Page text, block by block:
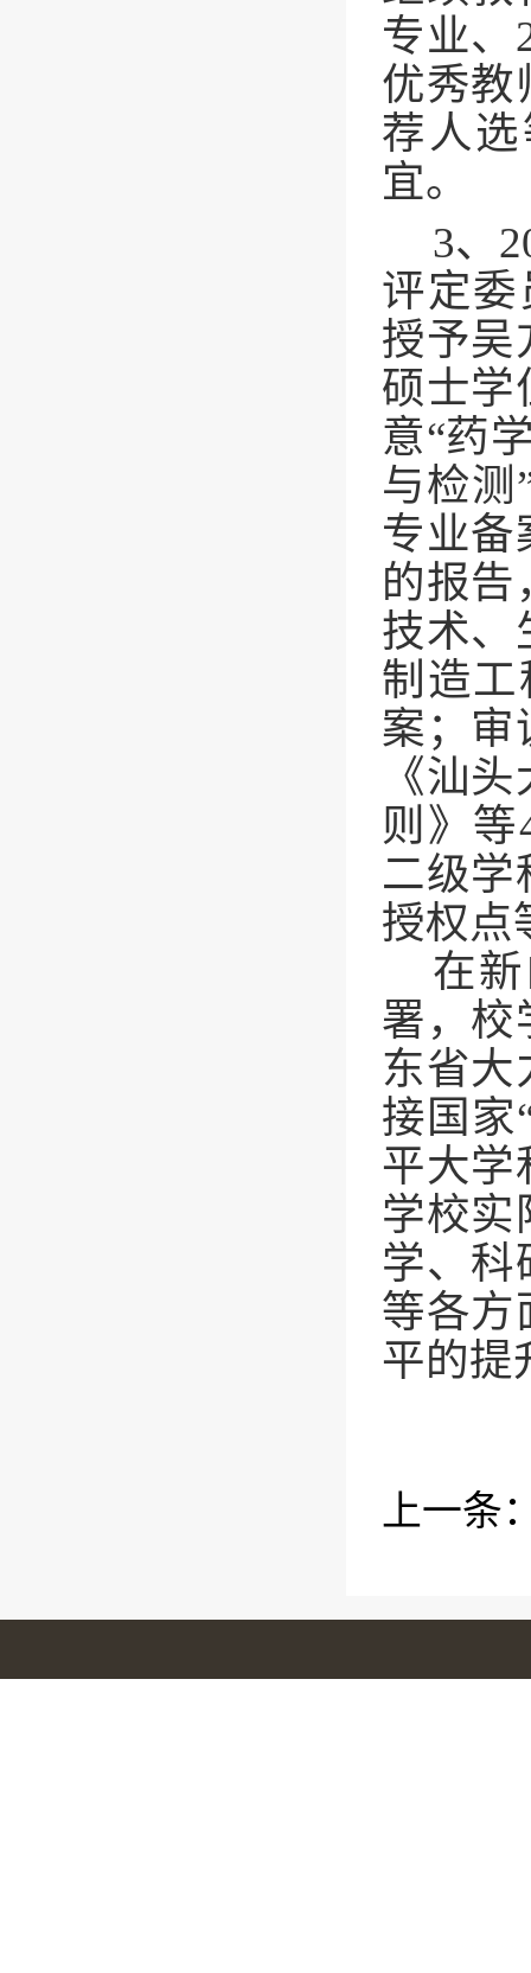
专业、
优秀教
荐人
宜。
3、
评定
授予吴
硕士学
意“药
与检测
专业备
的报告
技术、
制造工
案；审
《汕
则》等
二级学
授权点
在
署， 校
东省大
接国家
平大学
学校实
学、科
等各方
平的提
上一条